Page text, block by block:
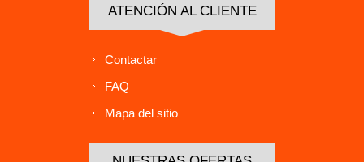
ATENCIÓN AL CLIENTE
Contactar
FAQ
Mapa del sitio